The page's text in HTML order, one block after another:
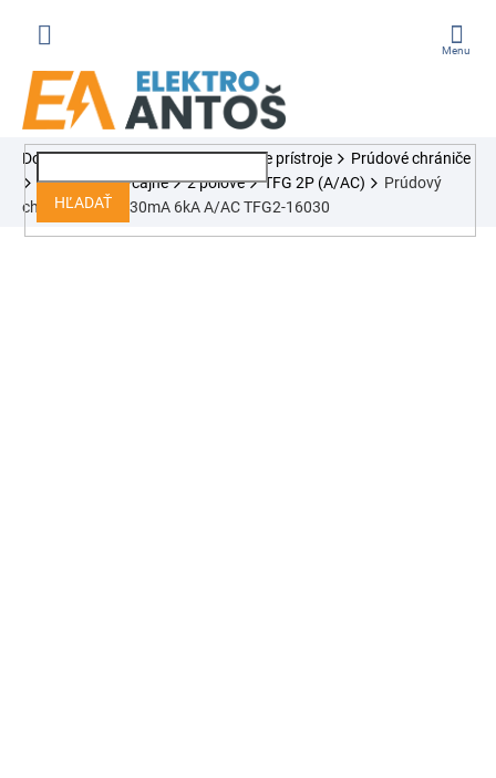
HĽADAŤ
Domov Ističe, chrániče, modulárne prístroje
Prúdové chrániče
Tracon
Obyčajné 2 pólové TFG 2P (A/AC)
Prúdový
chránič 2P 16A 30mA 6kA A/AC TFG2-16030